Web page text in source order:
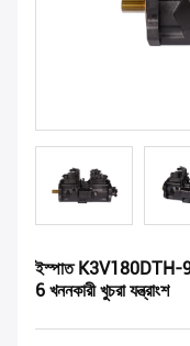
ইস্পাত K3V180DTH-
6 খননকারী খুচরা যন্ত্রাংশ